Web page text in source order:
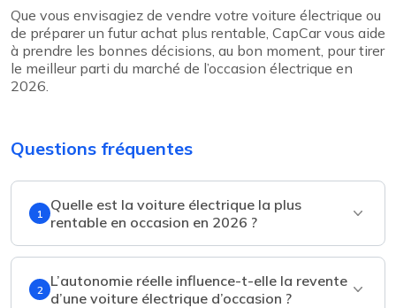
Que vous envisagiez de vendre votre voiture électrique ou
de préparer un futur achat plus rentable, CapCar vous aide
à prendre les bonnes décisions, au bon moment, pour tirer
le meilleur parti du marché de l’occasion électrique en
2026.
Questions fréquentes
1
Quelle est la voiture électrique la plus
rentable en occasion en 2026 ?
2
L’autonomie réelle influence-t-elle la revente
d’une voiture électrique d’occasion ?